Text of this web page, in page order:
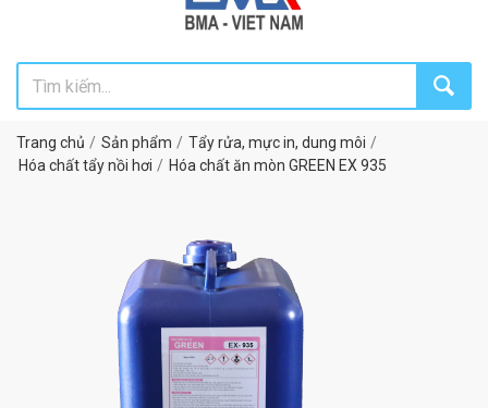
Trang chủ Sản phẩm
Tẩy rửa, mực in, dung môi
Hóa chất tẩy nồi hơi
Hóa chất ăn mòn GREEN EX 935